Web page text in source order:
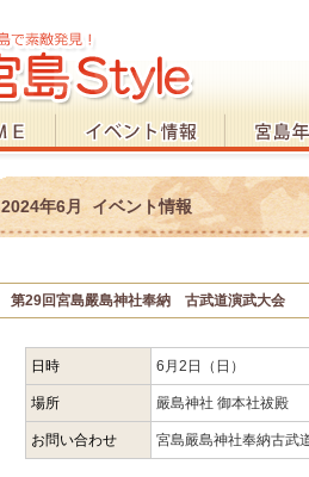
2024年6月 イベント情報
第29回宮島嚴島神社奉納 古武道演武大会
日時 6月2日（日）
場所 嚴島神社 御本社祓殿
お問い合わせ 宮島嚴島神社奉納古武